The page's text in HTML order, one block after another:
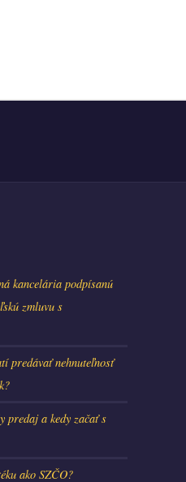
kancelária podpísanú
zmluvu s
predávať nehnuteľnosť
predaj a kedy začať s
ako SZČO?